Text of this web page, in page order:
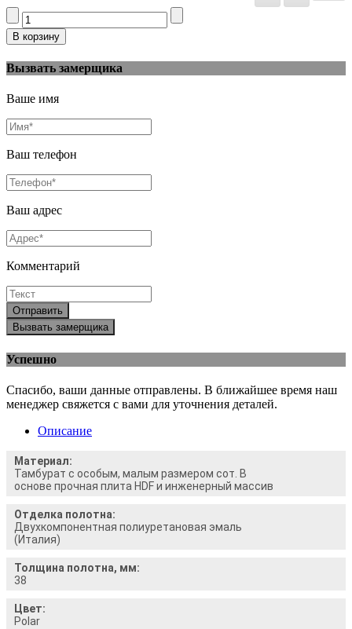
Вызвать замерщика
Ваше имя
Ваш телефон
Ваш адрес
Комментарий
Отправить
Вызвать замерщика
Успешно
Спасибо, ваши данные отправлены. В ближайшее время наш
менеджер свяжется с вами для уточнения деталей.
Описание
Материал:
Тамбурат с особым, малым размером сот. В
основе прочная плита HDF и инженерный массив
Отделка полотна:
Двухкомпонентная полиуретановая эмаль
(Италия)
Толщина полотна, мм:
38
Цвет:
Polar